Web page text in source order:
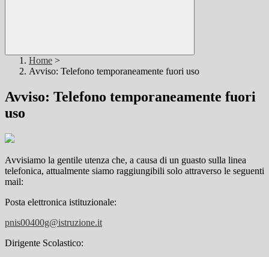
Home >
Avviso: Telefono temporaneamente fuori uso
Avviso: Telefono temporaneamente fuori
uso
Avvisiamo la gentile utenza che, a causa di un guasto sulla linea
telefonica, attualmente siamo raggiungibili solo attraverso le seguenti
mail:
Posta elettronica istituzionale:
pnis00400g@istruzione.it
Dirigente Scolastico: